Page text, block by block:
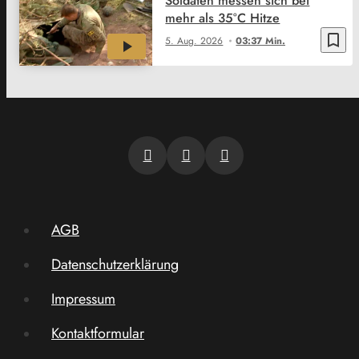
bookmark_border
5. Aug. 2026 03:37 Min.
mehr als 35°C Hitze
AGB
Datenschutzerklärung
Impressum
Kontaktformular